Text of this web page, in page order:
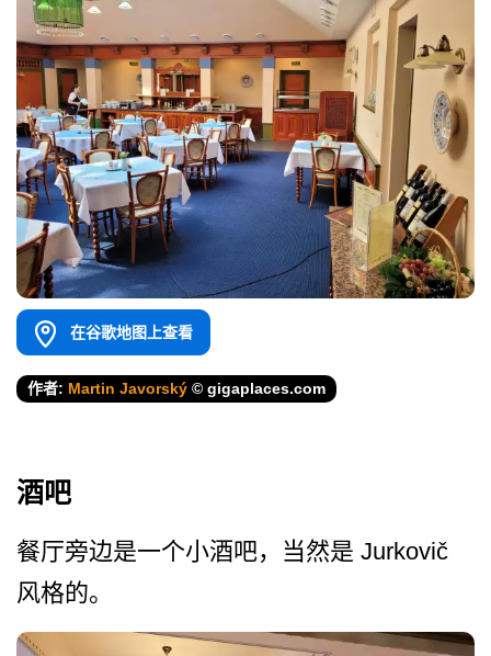
在谷歌地图上查看
作者: Martin Javorský © gigaplaces.com
酒吧
餐厅旁边是一个小酒吧，当然是 Jurkovič
风格的。